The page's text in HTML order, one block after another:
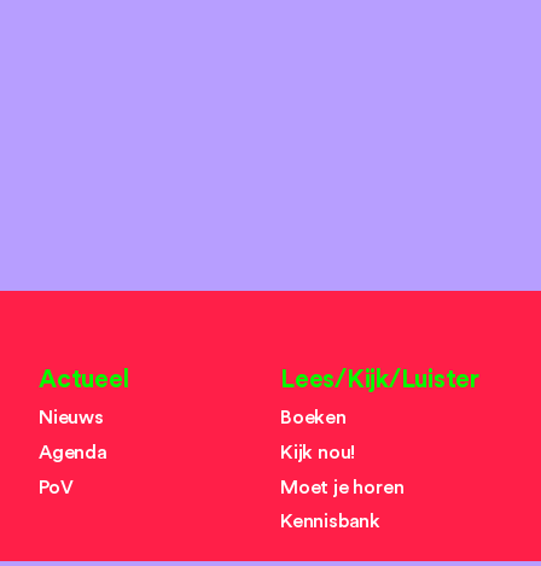
Actueel
Nieuws
Agenda
PoV
Lees/Kijk/Luister
Boeken
Kijk nou!
Moet je horen
Kennisbank